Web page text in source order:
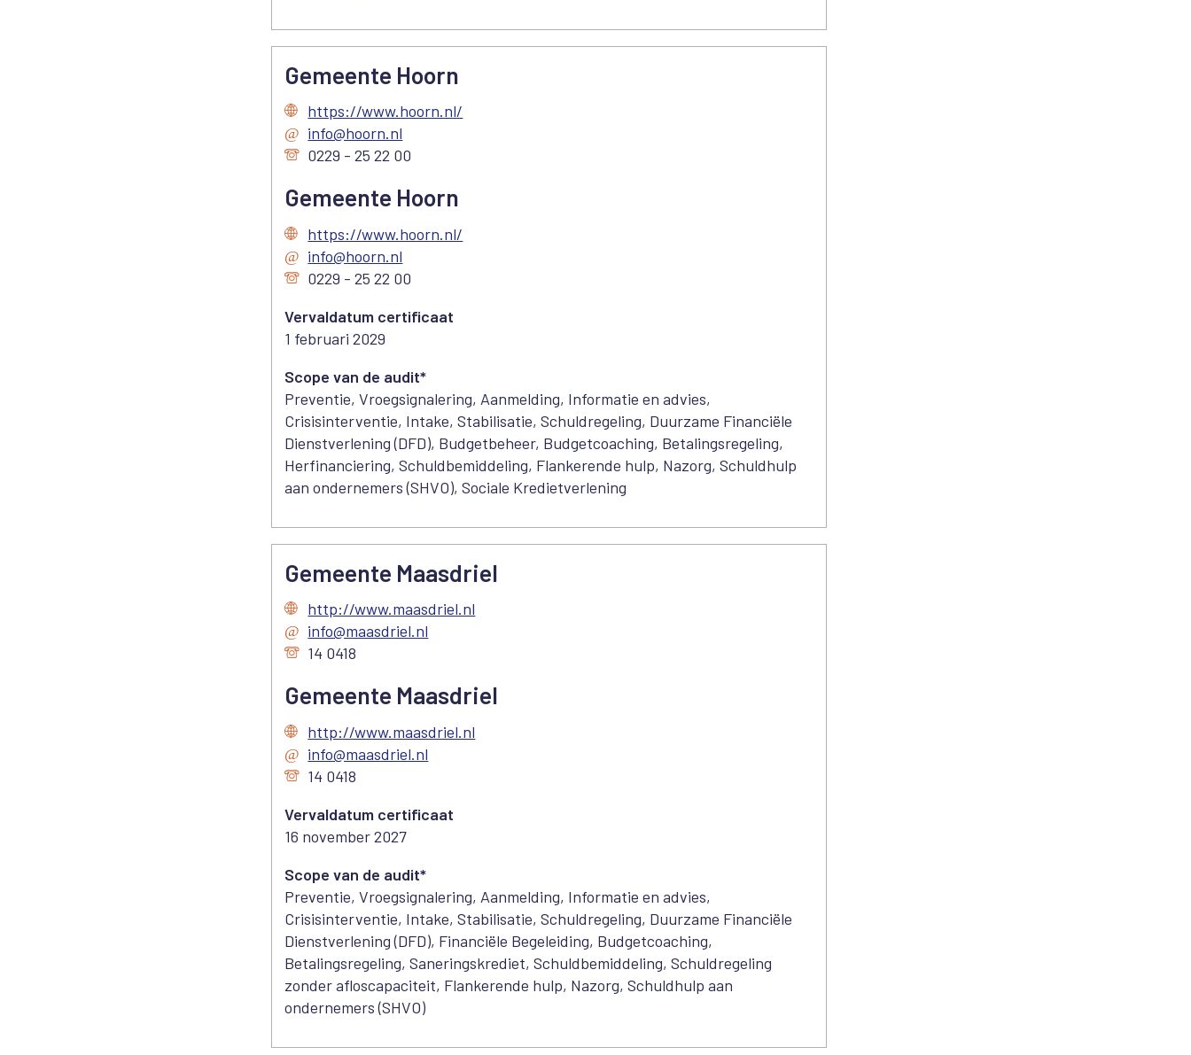
Gemeente Hoorn
https://www.hoorn.nl/
info@hoorn.nl
0229 - 25 22 00
Gemeente Hoorn
https://www.hoorn.nl/
info@hoorn.nl
0229 - 25 22 00
Vervaldatum certificaat
1 februari 2029
Scope van de audit*
Preventie, Vroegsignalering, Aanmelding, Informatie en advies,
Crisisinterventie, Intake, Stabilisatie, Schuldregeling, Duurzame Financiële
Dienstverlening (DFD), Budgetbeheer, Budgetcoaching, Betalingsregeling,
Herfinanciering, Schuldbemiddeling, Flankerende hulp, Nazorg, Schuldhulp
aan ondernemers (SHVO), Sociale Kredietverlening
Gemeente Maasdriel
http://www.maasdriel.nl
info@maasdriel.nl
14 0418
Gemeente Maasdriel
http://www.maasdriel.nl
info@maasdriel.nl
14 0418
Vervaldatum certificaat
16 november 2027
Scope van de audit*
Preventie, Vroegsignalering, Aanmelding, Informatie en advies,
Crisisinterventie, Intake, Stabilisatie, Schuldregeling, Duurzame Financiële
Dienstverlening (DFD), Financiële Begeleiding, Budgetcoaching,
Betalingsregeling, Saneringskrediet, Schuldbemiddeling, Schuldregeling
zonder afloscapaciteit, Flankerende hulp, Nazorg, Schuldhulp aan
ondernemers (SHVO)